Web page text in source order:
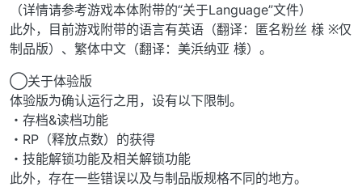
（详情请参考游戏本体附带的“关于Language”文件）
此外，目前游戏附带的语言有英语（翻译：匿名粉丝 様 ※仅
制品版）、繁体中文（翻译：美浜纳亚 様）。
◯关于体验版
体验版为确认运行之用，设有以下限制。
・存档&读档功能
・RP（释放点数）的获得
・技能解锁功能及相关解锁功能
此外，存在一些错误以及与制品版规格不同的地方。